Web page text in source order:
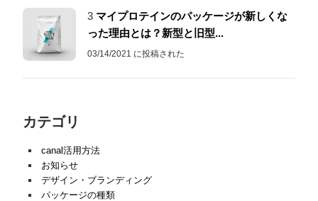
3 マイプロテインのパッケージが新しくな
った理由とは？新型と旧型...
03/14/2021 に投稿された
カテゴリ
canal活用方法
お知らせ
デザイン・ブランディング
パッケージの種類